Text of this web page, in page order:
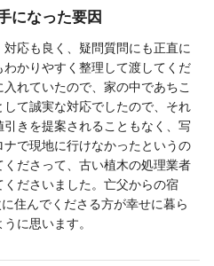
になった要因
応も良く、疑問質問にも正直に
かりやすく整理して渡してくだ
れていたので、家の中であちこ
て誠実な対応でしたので、それ
きを提案されることもなく、写
で現地に行けなかったというの
ださって、古い植木の処理業者
ださいました。亡父からの宿
住んでくださる方が幸せに暮ら
に思います。